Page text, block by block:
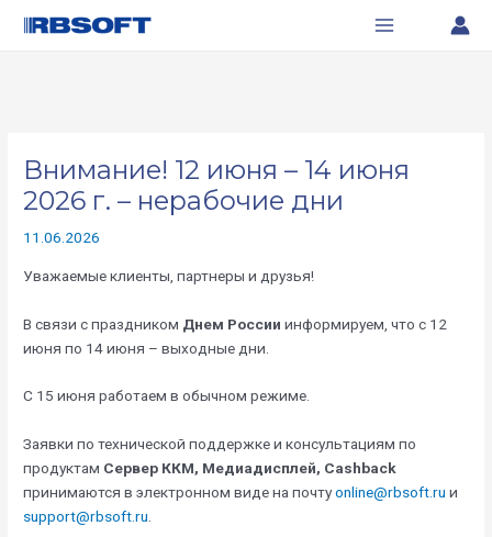
Main
Внимание! 12 июня – 14 июня
2026 г. – нерабочие дни
11.06.2026
Уважаемые клиенты, партнеры и друзья!
В связи с праздником Днем России информируем, что с 12
июня по 14 июня – выходные дни.
С 15 июня работаем в обычном режиме.
Заявки по технической поддержке и консультациям по
продуктам Сервер ККМ, Медиадисплей, Cashback
принимаются в электронном виде на почтуonline@rbsoft.ru и
support@rbsoft.ru.
по